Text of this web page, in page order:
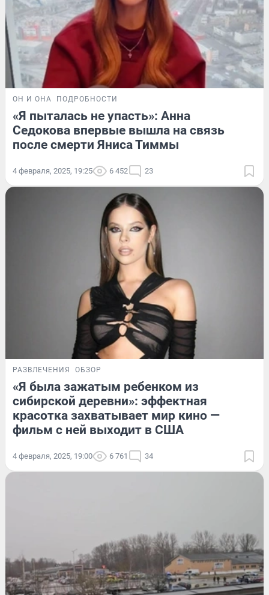
ОН И ОНА ПОДРОБНОСТИ
«Я пыталась не упасть»: Анна
Седокова впервые вышла на связь
после смерти Яниса Тиммы
4 февраля, 2025, 19:25 6 452 23
РАЗВЛЕЧЕНИЯ ОБЗОР
«Я была зажатым ребенком из
сибирской деревни»: эффектная
красотка захватывает мир кино —
фильм с ней выходит в США
4 февраля, 2025, 19:00 6 761 34